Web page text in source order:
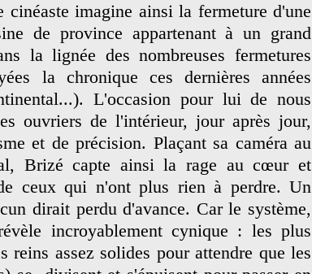
cinéaste imagine ainsi la fermeture d'une
de province appartenant à un grand
la lignée des nombreuses fermetures
la chronique ces dernières années
L'occasion pour lui de nous
ouvriers de l'intérieur, jour après jour,
et de précision. Plaçant sa caméra au
Brizé capte ainsi la rage au cœur et
ceux qui n'ont plus rien à perdre. Un
dirait perdu d'avance. Car le système,
incroyablement cynique : les plus
reins assez solides pour attendre que les